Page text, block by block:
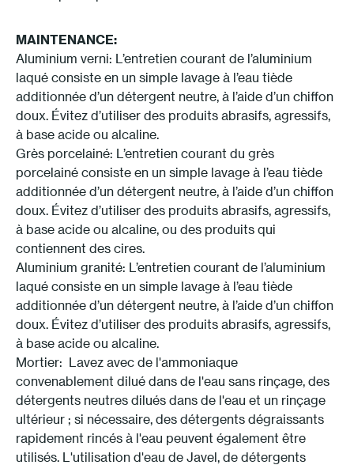
MAINTENANCE:
Aluminium verni: L’entretien courant de l’aluminium
laqué consiste en un simple lavage à l’eau tiède
additionnée d’un détergent neutre, à l’aide d’un chiffon
doux. Évitez d’utiliser des produits abrasifs, agressifs,
à base acide ou alcaline.
Grès porcelainé: L’entretien courant du grès
porcelainé consiste en un simple lavage à l’eau tiède
additionnée d’un détergent neutre, à l’aide d’un chiffon
doux. Évitez d’utiliser des produits abrasifs, agressifs,
à base acide ou alcaline, ou des produits qui
contiennent des cires.
Aluminium granité: L’entretien courant de l’aluminium
laqué consiste en un simple lavage à l’eau tiède
additionnée d’un détergent neutre, à l’aide d’un chiffon
doux. Évitez d’utiliser des produits abrasifs, agressifs,
à base acide ou alcaline.
Mortier: Lavez avec de l'ammoniaque
convenablement dilué dans de l'eau sans rinçage, des
détergents neutres dilués dans de l'eau et un rinçage
ultérieur ; si nécessaire, des détergents dégraissants
rapidement rincés à l'eau peuvent également être
utilisés. L'utilisation d'eau de Javel, de détergents